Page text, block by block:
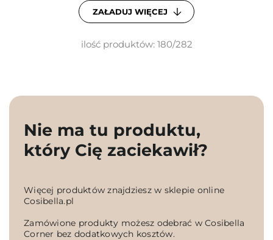
ZAŁADUJ WIĘCEJ
ilość produktów: 180/282
Nie ma tu produktu,
który Cię zaciekawił?
Więcej produktów znajdziesz w sklepie online
Cosibella.pl
Zamówione produkty możesz odebrać w Cosibella
Corner bez dodatkowych kosztów.